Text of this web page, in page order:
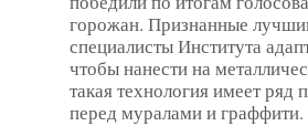
горожан. Признанные
специалисты Института
чтобы нанести на
такая технология имеет ряд
перед муралами и граффити.